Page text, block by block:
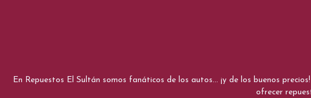
En Repuestos El Sultán somos fanáticos de los autos... ¡y de los buenos
ofrecer